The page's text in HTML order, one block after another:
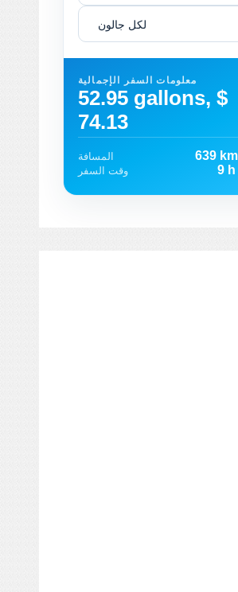
لكل جالون
معلومات السفر الإجمالية
52.95 gallons, $
74.13
المسافة 639 km
وقت السفر
9 h